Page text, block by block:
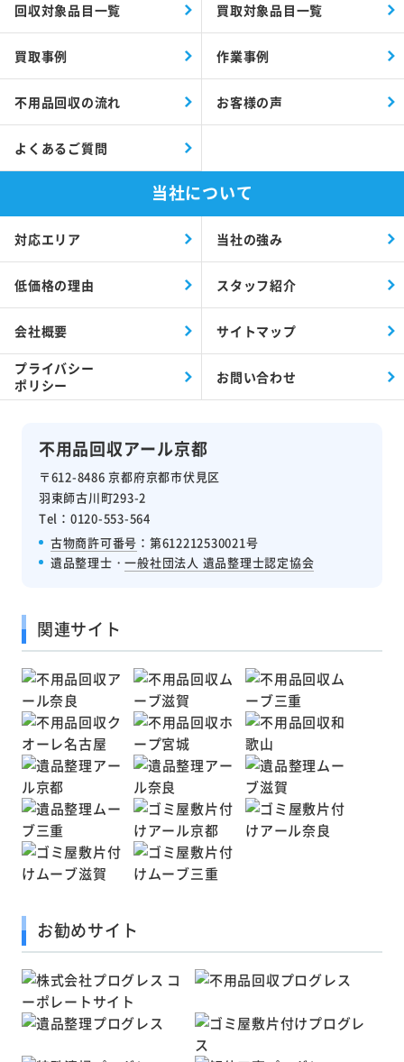
不用品回収アール京都
〒612-8486 京都府京都市伏見区
羽束師古川町293-2
Tel：0120-553-564
古物商許可番号 ：第612212530021号
遺品整理士・一般社団法人 遺品整理士認定協会
回収対象品目一覧 買取対象品目一覧
買取事例 作業事例
不用品回収の流れ お客様の声
よくあるご質問
当社について
対応エリア 当社の強み
低価格の理由 スタッフ紹介
会社概要 サイトマップ
プライバシー
ポリシー
お問い合わせ
関連サイト
お勧めサイト